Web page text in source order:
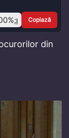
Copiază
din